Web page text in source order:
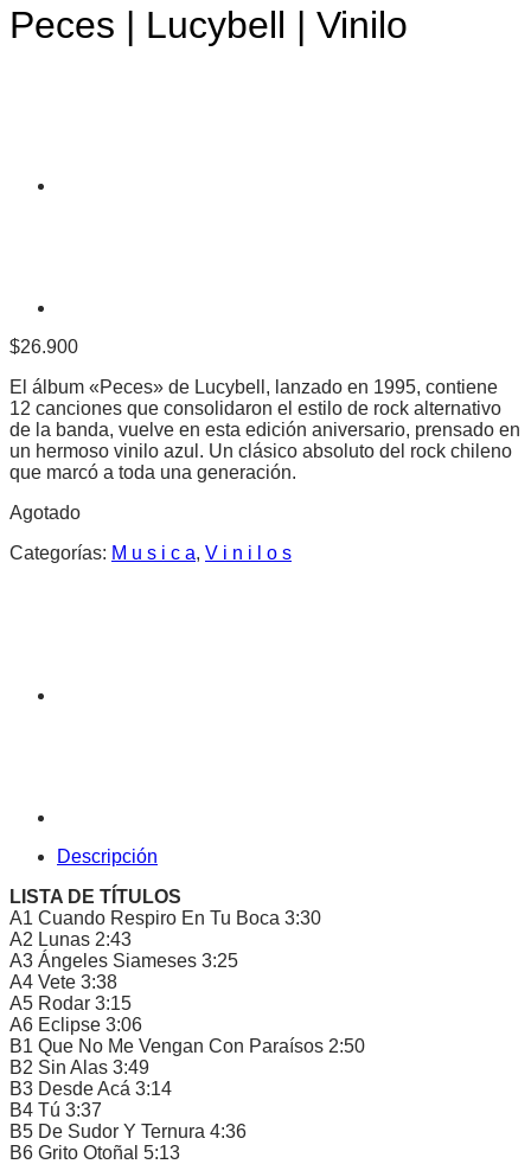
Peces | Lucybell | Vinilo
$26.900
El álbum «Peces» de Lucybell, lanzado en 1995, contiene
12 canciones que consolidaron el estilo de rock alternativo
de la banda, vuelve en esta edición aniversario, prensado en
un hermoso vinilo azul. Un clásico absoluto del rock chileno
que marcó a toda una generación.
Agotado
Categorías: M u s i c a, V i n i l o s
Descripción
LISTA DE TÍTULOS
A1 Cuando Respiro En Tu Boca 3:30
A2 Lunas 2:43
A3 Ángeles Siameses 3:25
A4 Vete 3:38
A5 Rodar 3:15
A6 Eclipse 3:06
B1 Que No Me Vengan Con Paraísos 2:50
B2 Sin Alas 3:49
B3 Desde Acá 3:14
B4 Tú 3:37
B5 De Sudor Y Ternura 4:36
B6 Grito Otoñal 5:13